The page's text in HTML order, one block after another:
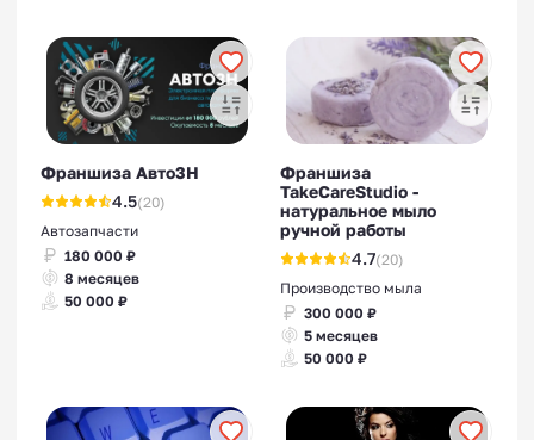
Франшиза Авто3Н
4.5(20)
Автозапчасти
180 000 ₽
8 месяцев
50 000 ₽
Франшиза
TakeCareStudio -
натуральное мыло
ручной работы
4.7(20)
Производство мыла
300 000 ₽
5 месяцев
50 000 ₽